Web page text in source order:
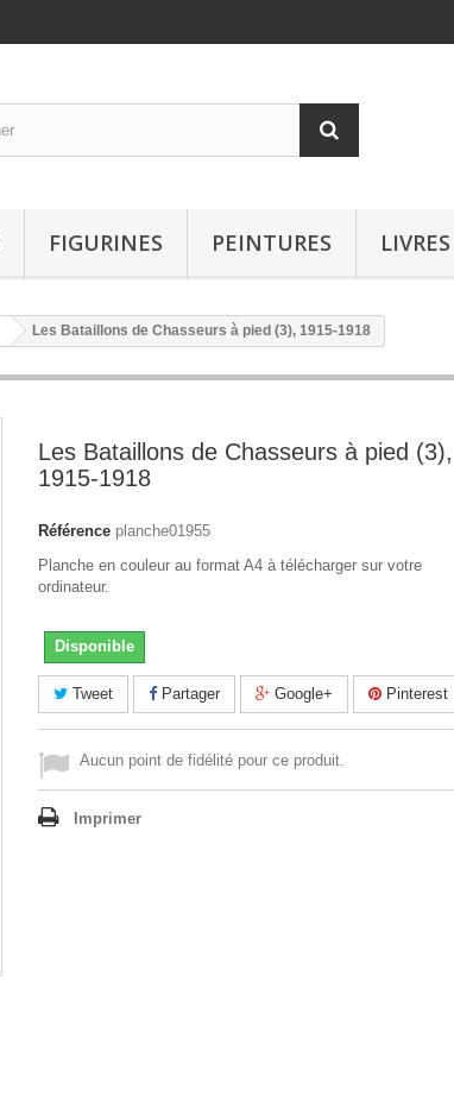
FIGURINES PEINTURES LIVRES
Les Bataillons de Chasseurs à pied (3), 1915-1918
Les Bataillons de Chasseurs à pied (3),
1915-1918
Référence planche01955
Planche en couleur au format A4 à télécharger sur votre
ordinateur.
Disponible
Tweet Partager Google+ Pinterest
Aucun point de fidélité pour ce produit.
Imprimer